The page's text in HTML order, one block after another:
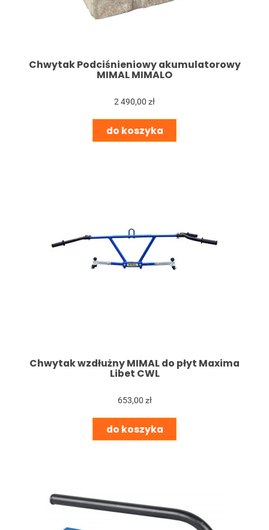
Chwytak Podciśnieniowy akumulatorowy
MIMAL MIMALO
2 490,00 zł
do koszyka
Chwytak wzdłużny MIMAL do płyt Maxima
Libet CWL
653,00 zł
do koszyka